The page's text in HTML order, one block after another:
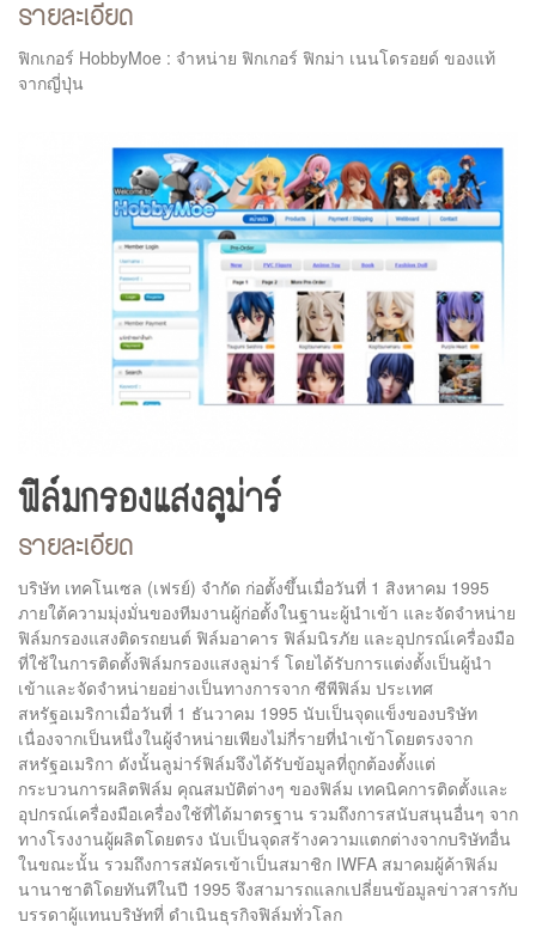
รายละเอียด
ฟิกเกอร์ HobbyMoe : จำหน่าย ฟิกเกอร์ ฟิกม่า เนนโดรอยด์ ของแท้
จากญี่ปุ่น
ฟิล์มกรองแสงลูม่าร์
รายละเอียด
บริษัท เทคโนเซล (เฟรย์) จำกัด ก่อตั้งขึ้นเมื่อวันที่ 1 สิงหาคม 1995
ภายใต้ความมุ่งมั่นของทีมงานผู้ก่อตั้งในฐานะผู้นำเข้า และจัดจำหน่าย
ฟิล์มกรองแสงติดรถยนต์ ฟิล์มอาคาร ฟิล์มนิรภัย และอุปกรณ์เครื่องมือ
ที่ใช้ในการติดตั้งฟิล์มกรองแสงลูม่าร์ โดยได้รับการแต่งตั้งเป็นผู้นำ
เข้าและจัดจำหน่ายอย่างเป็นทางการจาก ซีพีฟิล์ม ประเทศ
สหรัฐอเมริกาเมื่อวันที่ 1 ธันวาคม 1995 นับเป็นจุดแข็งของบริษัท
เนื่องจากเป็นหนึ่งในผู้จำหน่ายเพียงไม่กี่รายที่นำเข้าโดยตรงจาก
สหรัฐอเมริกา ดังนั้นลูม่าร์ฟิล์มจึงได้รับข้อมูลที่ถูกต้องตั้งแต่
กระบวนการผลิตฟิล์ม คุณสมบัติต่างๆ ของฟิล์ม เทคนิคการติดตั้งและ
อุปกรณ์เครื่องมือเครื่องใช้ที่ได้มาตรฐาน รวมถึงการสนับสนุนอื่นๆ จาก
ทางโรงงานผู้ผลิตโดยตรง นับเป็นจุดสร้างความแตกต่างจากบริษัทอื่น
ในขณะนั้น รวมถึงการสมัครเข้าเป็นสมาชิก IWFA สมาคมผู้ค้าฟิล์ม
นานาชาติโดยทันทีในปี 1995 จึงสามารถแลกเปลี่ยนข้อมูลข่าวสารกับ
บรรดาผู้แทนบริษัทที่ ดำเนินธุรกิจฟิล์มทั่วโลก